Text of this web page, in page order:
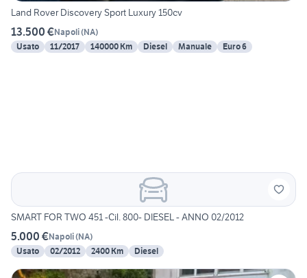
Land Rover Discovery Sport Luxury 150cv
13.500 €Napoli(NA)
Usato
11/2017 140000 Km Diesel Manuale Euro 6
SMART FOR TWO 451 -Cil. 800- DIESEL - ANNO 02/2012
5.000 €Napoli(NA)
Usato
02/2012 2400 Km Diesel